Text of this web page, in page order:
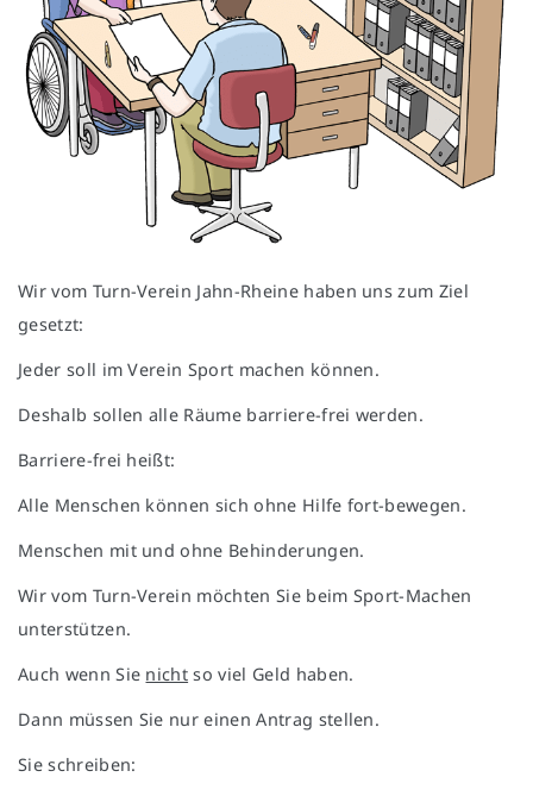
Wir vom Turn-Verein Jahn-Rheine haben uns zum Ziel
gesetzt:
Jeder soll im Verein Sport machen können.
Deshalb sollen alle Räume barriere-frei werden.
Barriere-frei heißt:
Alle Menschen können sich ohne Hilfe fort-bewegen.
Menschen mit und ohne Behinderungen.
Wir vom Turn-Verein möchten Sie beim Sport-Machen
unterstützen.
Auch wenn Sie nicht so viel Geld haben.
Dann müssen Sie nur einen Antrag stellen.
Sie schreiben: